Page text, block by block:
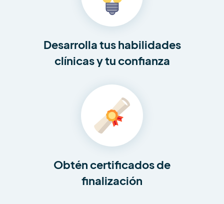
Desarrolla tus habilidades
clínicas y tu confianza
Obtén certificados de
finalización